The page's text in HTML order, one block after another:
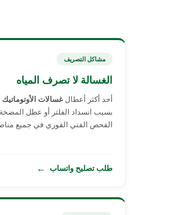
مشاكل التصريف
الغسالة لا تصرف المياه
أحد أكثر أعطال غسالات الأوتوماتيك
بسبب انسداد الفلتر أو عطل
الفحص الفني الفوري في جميع
طلب تصليح واتساب ←